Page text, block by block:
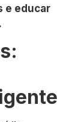
e educar